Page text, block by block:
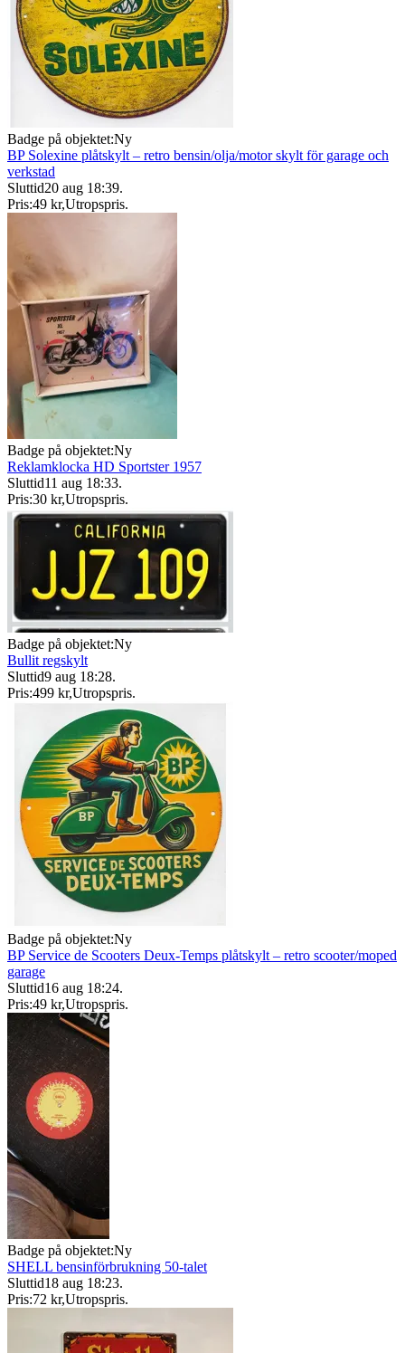
Badge på objektet:Ny
BP Solexine plåtskylt – retro bensin/olja/motor skylt för garage och
verkstad
Sluttid20 aug 18:39.
Pris:49 kr,Utropspris.
Badge på objektet:Ny
Reklamklocka HD Sportster 1957
Sluttid11 aug 18:33.
Pris:30 kr,Utropspris.
Badge på objektet:Ny
Bullit regskylt
Sluttid9 aug 18:28.
Pris:499 kr,Utropspris.
Badge på objektet:Ny
BP Service de Scooters Deux-Temps plåtskylt – retro scooter/moped
garage
Sluttid16 aug 18:24.
Pris:49 kr,Utropspris.
Badge på objektet:Ny
SHELL bensinförbrukning 50-talet
Sluttid18 aug 18:23.
Pris:72 kr,Utropspris.